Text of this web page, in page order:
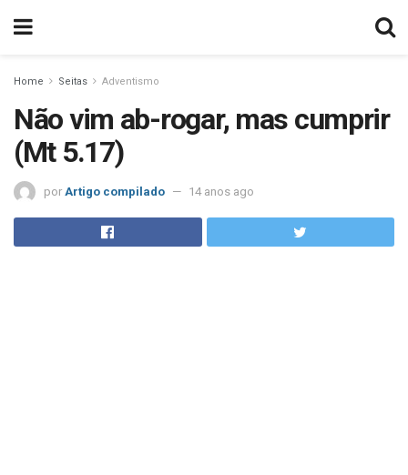
Home Seitas Adventismo
Não vim ab-rogar, mas cumprir
(Mt 5.17)
por Artigo compilado 14 anos ago